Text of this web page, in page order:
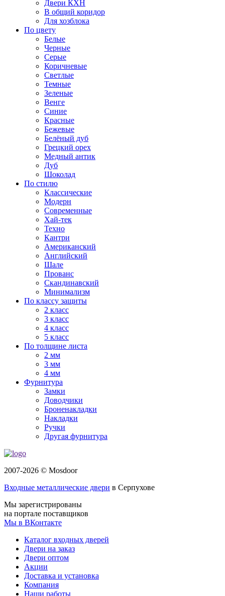
Двери КХН
В общий коридор
Для хозблока
По цвету
Белые
Черные
Серые
Коричневые
Светлые
Темные
Зеленые
Венге
Синие
Красные
Бежевые
Белёный дуб
Грецкий орех
Медный антик
Дуб
Шоколад
По стилю
Классические
Модерн
Современные
Хай-тек
Техно
Кантри
Американский
Английский
Шале
Прованс
Скандинавский
Минимализм
По классу защиты
2 класс
3 класс
4 класс
5 класс
По толщине листа
2 мм
3 мм
4 мм
Фурнитура
Замки
Доводчики
Броненакладки
Накладки
Ручки
Другая фурнитура
2007-2026 © Mosdoor
Входные металлические двери в Серпухове
Мы зарегистрированы
на портале поставщиков
Мы в ВКонтакте
Каталог входных дверей
Двери на заказ
Двери оптом
Акции
Доставка и установка
Компания
Наши работы